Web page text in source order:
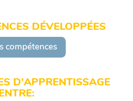
DÉVELOPPÉES
compétences
D'APPRENTISSAGE